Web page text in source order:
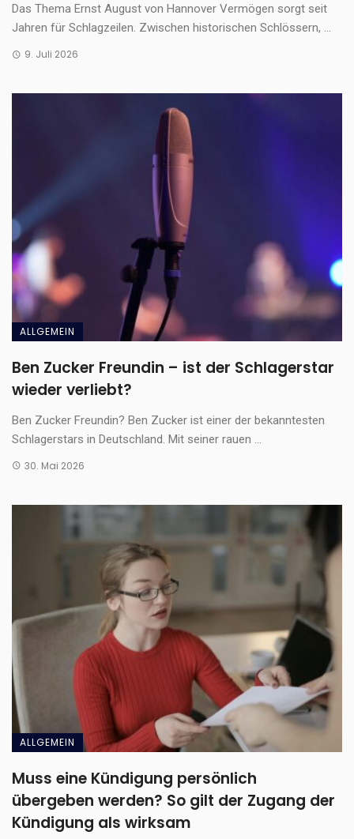
Das Thema Ernst August von Hannover Vermögen sorgt seit
Jahren für Schlagzeilen. Zwischen historischen Schlössern, ...
9. Juli 2026
ALLGEMEIN
Ben Zucker Freundin – ist der Schlagerstar
wieder verliebt?
Ben Zucker Freundin? Ben Zucker ist einer der bekanntesten
Schlagerstars in Deutschland. Mit seiner rauen ...
30. Mai 2026
ALLGEMEIN
Muss eine Kündigung persönlich
übergeben werden? So gilt der Zugang der
Kündigung als wirksam